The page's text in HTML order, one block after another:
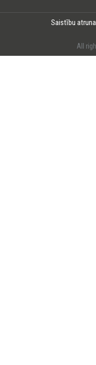
Saistību atruna
All